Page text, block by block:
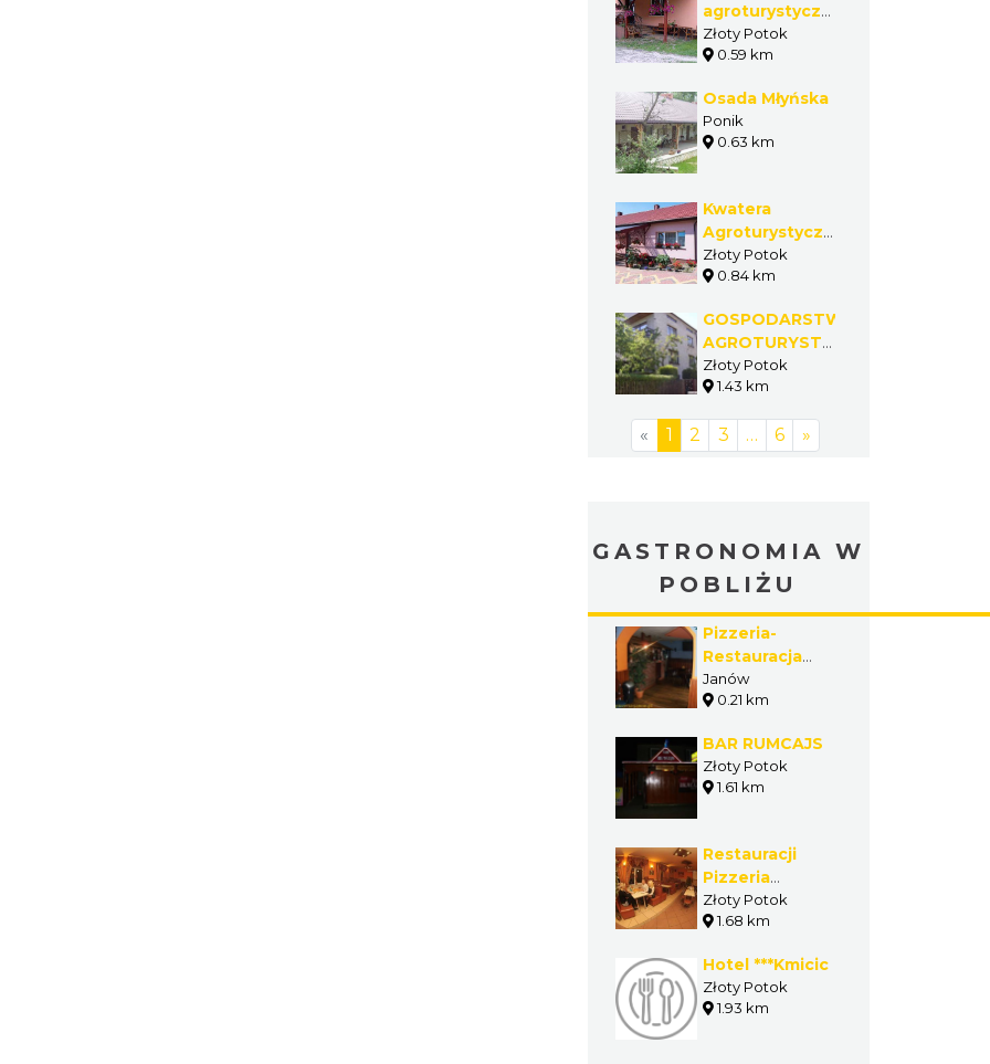
agroturystyczna
U Aliny
Złoty Potok
0.59 km
Osada Młyńska
Ponik
0.63 km
Kwatera
Agroturystyczna
- Badura Alina
Złoty Potok
0.84 km
GOSPODARSTWO
AGROTURYSTYCZNE
PIETRZAK
BARBARA
Złoty Potok
1.43 km
« 1 2 3 … 6 »
GASTRONOMIA W
POBLIŻU
Pizzeria-
Restauracja
PAPARAZZO
Janów
0.21 km
BAR RUMCAJS
Złoty Potok
1.61 km
Restauracji
Pizzeria
Źródlana
Złoty Potok
1.68 km
Hotel ***Kmicic
Złoty Potok
1.93 km